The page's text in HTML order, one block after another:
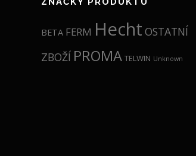
BETA FERM Hecht OSTATNÍ
ZBOŽÍ PROMA TELWIN Unknown